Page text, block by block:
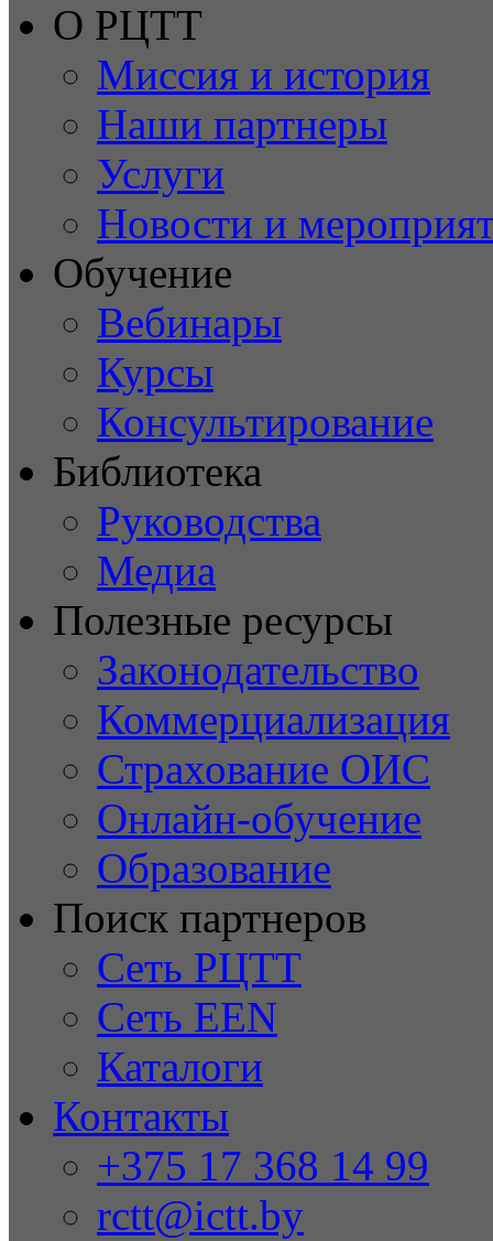
О РЦТТ
Миссия и история
Наши партнеры
Услуги
Новости и
Обучение
Вебинары
Курсы
Консультирование
Библиотека
Руководства
Медиа
Полезные ресурсы
Законодательство
Коммерциализация
Страхование ОИС
Онлайн-обучение
Образование
Поиск партнеров
Сеть РЦТТ
Сеть EEN
Каталоги
Контакты
+375 17 368 14 99
rctt@ictt.by